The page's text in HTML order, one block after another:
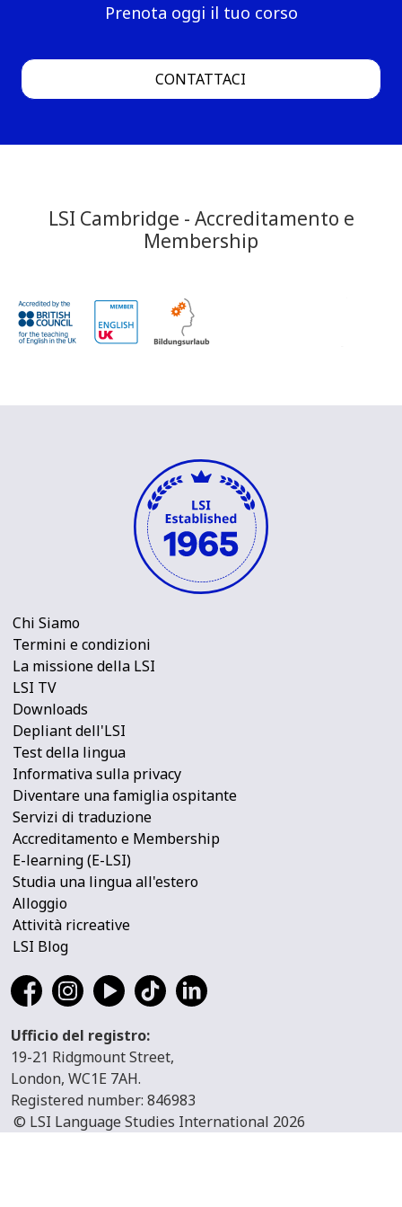
Prenota oggi il tuo corso
CONTATTACI
LSI Cambridge - Accreditamento e
Membership
Chi Siamo
Termini e condizioni
La missione della LSI
LSI TV
Downloads
Depliant dell'LSI
Test della lingua
Informativa sulla privacy
Diventare una famiglia ospitante
Servizi di traduzione
Accreditamento e Membership
E-learning (E-LSI)
Studia una lingua all'estero
Alloggio
Attività ricreative
LSI Blog
Ufficio del registro:
19-21 Ridgmount Street,
London, WC1E 7AH.
Registered number: 846983
© LSI Language Studies International 2026